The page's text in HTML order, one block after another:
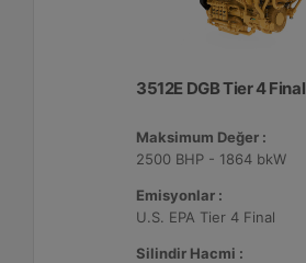
3512E DGB Tier 4 Final
Maksimum Değer :
2500 BHP - 1864 bkW
Emisyonlar :
U.S. EPA Tier 4 Final
Silindir Hacmi :